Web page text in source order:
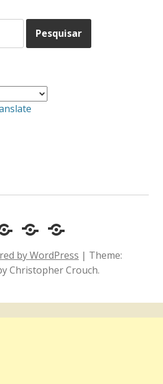
Cotidiano
Comportamento
Inclusão
e
Acessibilidade
Diário
um
surdo
by WordPress | Theme:
Christopher Crouch.